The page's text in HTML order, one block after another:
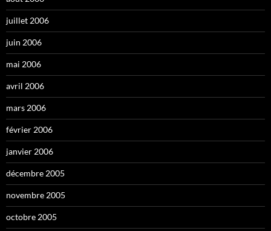
juillet 2006
juin 2006
mai 2006
avril 2006
mars 2006
février 2006
janvier 2006
décembre 2005
novembre 2005
octobre 2005